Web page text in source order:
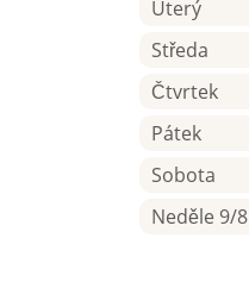
Úterý
Středa
Čtvrtek
Pátek
Sobota
Neděle 9/8